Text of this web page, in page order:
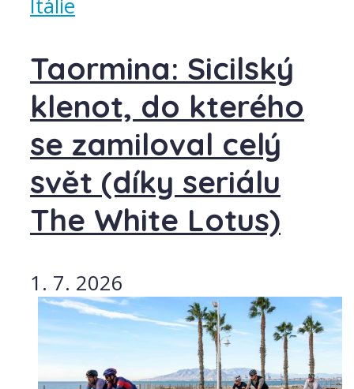
Itálie
Taormina: Sicilský
klenot, do kterého
se zamiloval celý
svět (díky seriálu
The White Lotus)
1. 7. 2026